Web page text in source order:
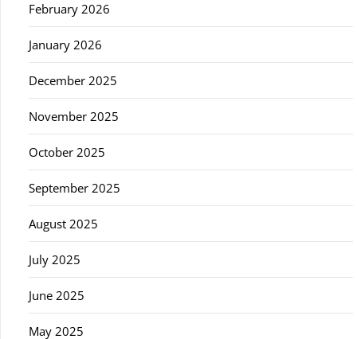
February 2026
January 2026
December 2025
November 2025
October 2025
September 2025
August 2025
July 2025
June 2025
May 2025